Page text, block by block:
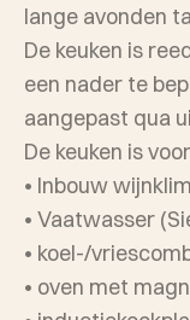
lange avonden
De keuken is
een nader te
aangepast qua
De keuken is
• Inbouw
• Vaatwasser
• koel-/
• oven met